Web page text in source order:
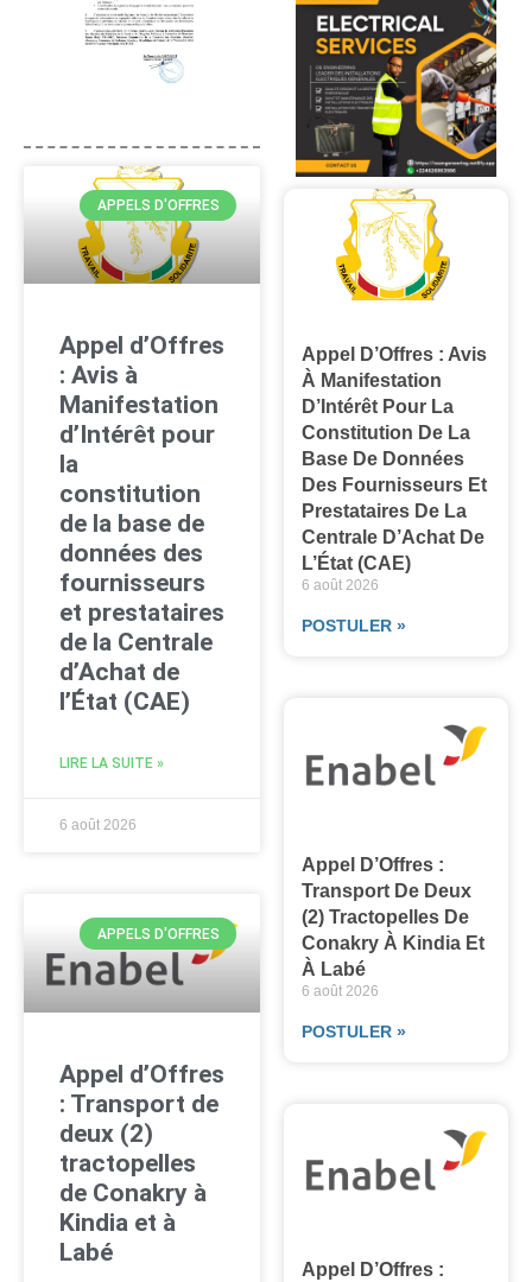
APPELS D'OFFRES
Appel d’Offres
: Avis à
Manifestation
d’Intérêt pour
la
constitution
de la base de
données des
fournisseurs
et prestataires
de la Centrale
d’Achat de
l’État (CAE)
LIRE LA SUITE »
6 août 2026
APPELS D'OFFRES
Appel d’Offres
: Transport de
deux (2)
tractopelles
de Conakry à
Kindia et à
Labé
Appel D’Offres : Avis
À Manifestation
D’Intérêt Pour La
Constitution De La
Base De Données
Des Fournisseurs Et
Prestataires De La
Centrale D’Achat De
L’État (CAE)
6 août 2026
POSTULER »
Appel D’Offres :
Transport De Deux
(2) Tractopelles De
Conakry À Kindia Et
À Labé
6 août 2026
POSTULER »
Appel D’Offres :